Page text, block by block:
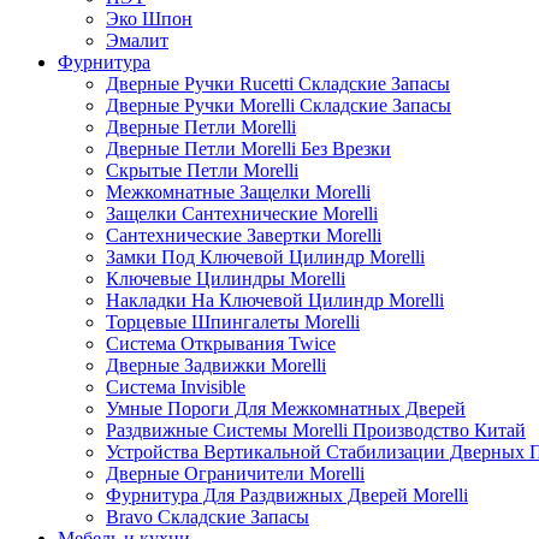
Эко Шпон
Эмалит
Фурнитура
Дверные Ручки Rucetti Складские Запасы
Дверные Ручки Morelli Складские Запасы
Дверные Петли Morelli
Дверные Петли Morelli Без Врезки
Скрытые Петли Morelli
Межкомнатные Защелки Morelli
Защелки Сантехнические Morelli
Сантехнические Завертки Morelli
Замки Под Ключевой Цилиндр Morelli
Ключевые Цилиндры Morelli
Накладки На Ключевой Цилиндр Morelli
Торцевые Шпингалеты Morelli
Система Открывания Twice
Дверные Задвижки Morelli
Система Invisible
Умные Пороги Для Межкомнатных Дверей
Раздвижные Системы Morelli Производство Китай
Устройства Вертикальной Стабилизации Дверных
Дверные Ограничители Morelli
Фурнитура Для Раздвижных Дверей Morelli
Bravo Складские Запасы